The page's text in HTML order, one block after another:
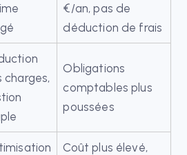
€/an, pas de
déduction de frais
charges,
Obligations
comptables plus
poussées
Coût plus élevé,